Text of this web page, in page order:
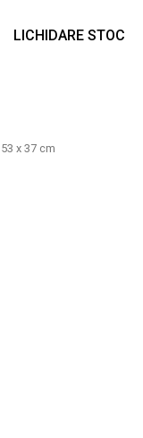
LICHIDARE STOC
x 37 cm